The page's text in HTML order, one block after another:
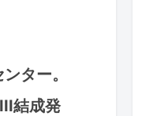
ター。
結成発